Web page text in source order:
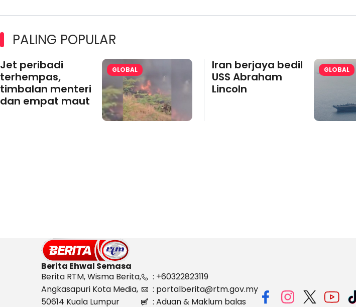
PALING POPULAR
Jet peribadi
terhempas,
timbalan menteri
dan empat maut
GLOBAL
Iran berjaya bedil
USS Abraham
Lincoln
GLOBAL
Berita Ehwal Semasa
Berita RTM, Wisma Berita,
Angkasapuri Kota Media,
50614 Kuala Lumpur
: +60322823119
: portalberita@rtm.gov.my
: Aduan & Maklum balas